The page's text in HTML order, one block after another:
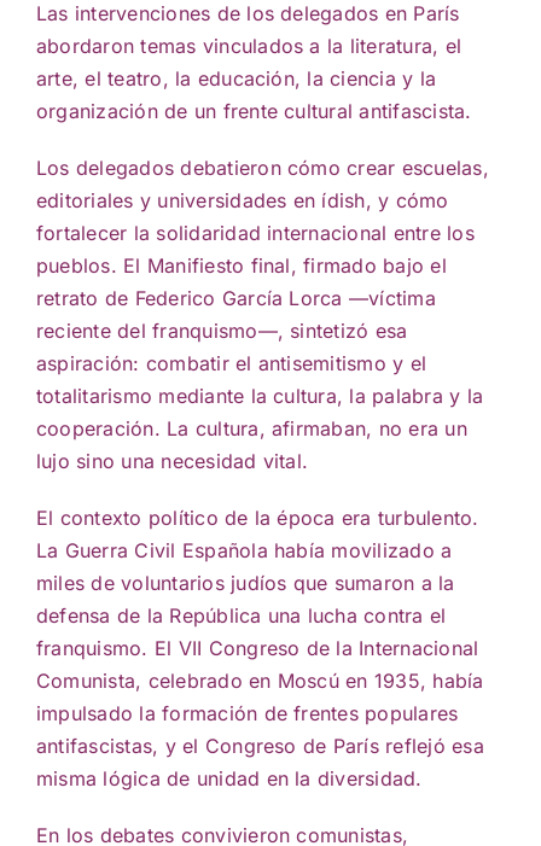
Las intervenciones de los delegados en París
abordaron temas vinculados a la literatura, el
arte, el teatro, la educación, la ciencia y la
organización de un frente cultural antifascista.
Los delegados debatieron cómo crear escuelas,
editoriales y universidades en ídish, y cómo
fortalecer la solidaridad internacional entre los
pueblos. El Manifiesto final, firmado bajo el
retrato de Federico García Lorca —víctima
reciente del franquismo—, sintetizó esa
aspiración: combatir el antisemitismo y el
totalitarismo mediante la cultura, la palabra y la
cooperación. La cultura, afirmaban, no era un
lujo sino una necesidad vital.
El contexto político de la época era turbulento.
La Guerra Civil Española había movilizado a
miles de voluntarios judíos que sumaron a la
defensa de la República una lucha contra el
franquismo. El VII Congreso de la Internacional
Comunista, celebrado en Moscú en 1935, había
impulsado la formación de frentes populares
antifascistas, y el Congreso de París reflejó esa
misma lógica de unidad en la diversidad.
En los debates convivieron comunistas,